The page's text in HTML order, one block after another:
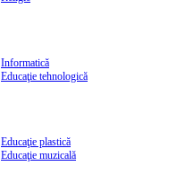
Informatică
Educaţie tehnologică
Educaţie plastică
Educaţie muzicală